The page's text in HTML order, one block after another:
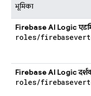
भूमिका
Firebase AI Logic
roles/
Firebase AI Logic
roles/